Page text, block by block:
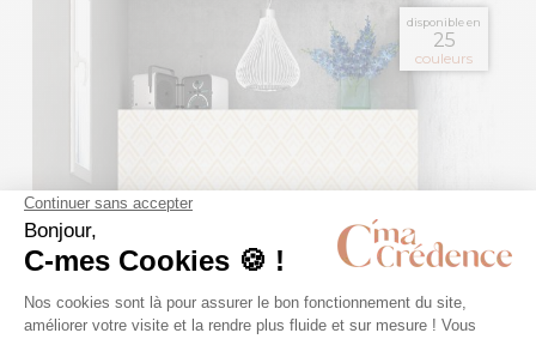
disponible en
25
couleurs